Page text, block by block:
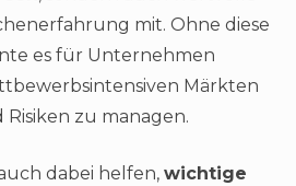
mit. Ohne diese
es für Unternehmen
Märkten
zu managen.
dabei helfen, wichtige